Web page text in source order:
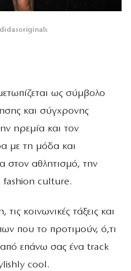
ως σύμβολο
και σύγχρονης
ηρεμία και τον
με τη μόδα και
στον αθλητισμό, την
fashion culture.
κοινωνικές τάξεις και
που το προτιμούν, ό,τι
από επάνω σας ένα track
cool.